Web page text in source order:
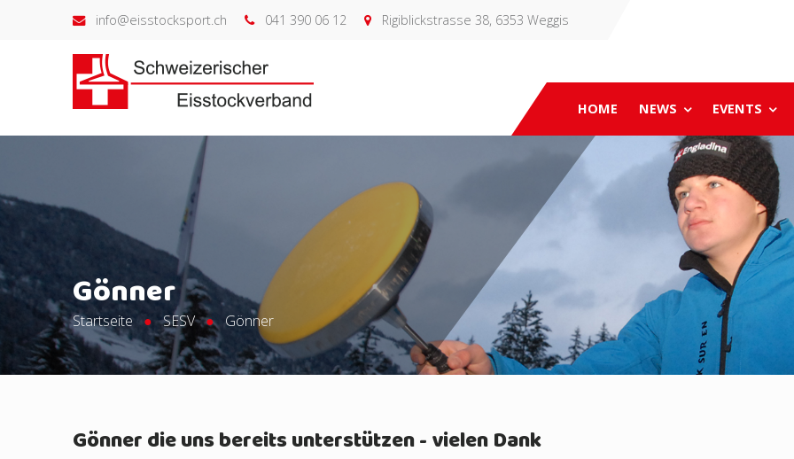
info@eisstocksport.ch 041 390 06 12 Rigiblickstrasse 38, 6353 Weggis
HOME NEWS EVENTS
Gönner
Startseite SESV Gönner
Gönner die uns bereits unterstützen - vielen Dank